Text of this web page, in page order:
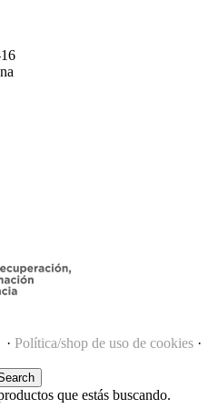
· Política/shop de uso de cookies ·
que estás buscando.